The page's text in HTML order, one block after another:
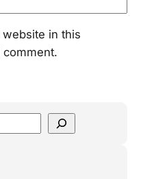
website in this